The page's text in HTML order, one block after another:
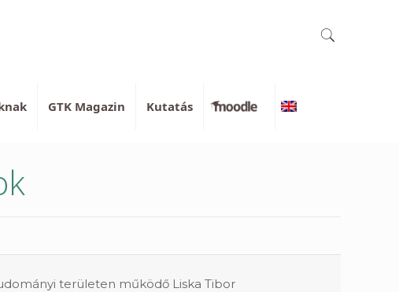
GTK Magazin Kutatás Moodle English
területen működő Liska Tibor